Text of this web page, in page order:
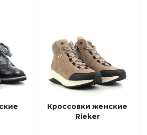
Кроссовки женские
Rieker